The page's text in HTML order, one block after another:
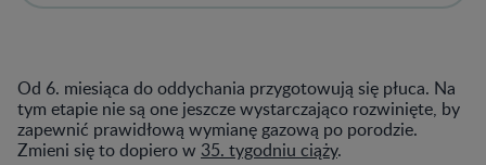
Od 6. miesiąca do oddychania przygotowują się płuca. Na
tym etapie nie są one jeszcze wystarczająco rozwinięte, by
zapewnić prawidłową wymianę gazową po porodzie.
Zmieni się to dopiero w 35. tygodniu ciąży.